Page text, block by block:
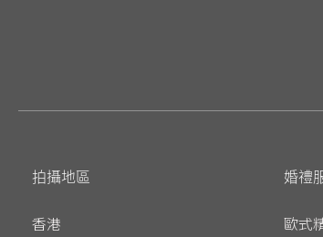
拍攝地區
香港
婚禮
歐式